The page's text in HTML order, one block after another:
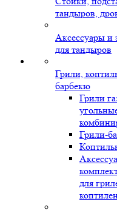
тандыров,
Аксессуары и
для тандыров
Грили,
барбекю
Грили
Грили-
для